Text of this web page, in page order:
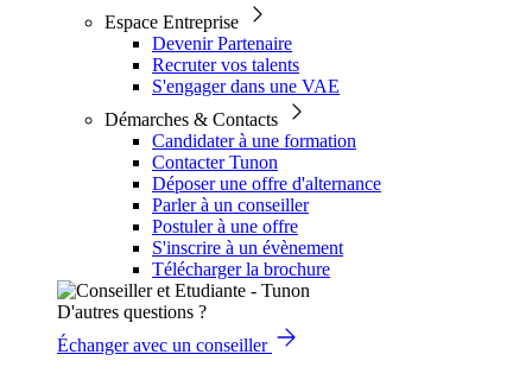
Espace Entreprise
Devenir Partenaire
Recruter vos talents
S'engager dans une VAE
Démarches & Contacts
Candidater à une formation
Contacter Tunon
Déposer une offre d'alternance
Parler à un conseiller
Postuler à une offre
S'inscrire à un évènement
Télécharger la brochure
D'autres questions ?
Échanger avec un conseiller